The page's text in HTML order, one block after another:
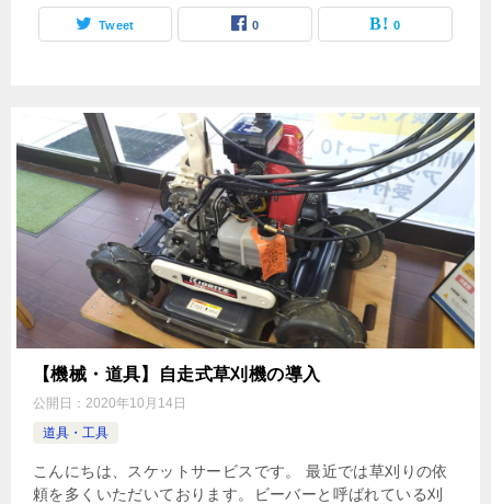
Tweet 0 0
【機械・道具】自走式草刈機の導入
公開日： 2020年10月14日
道具・工具
こんにちは、スケットサービスです。 最近では草刈りの依
頼を多くいただいております。ビーバーと呼ばれている刈